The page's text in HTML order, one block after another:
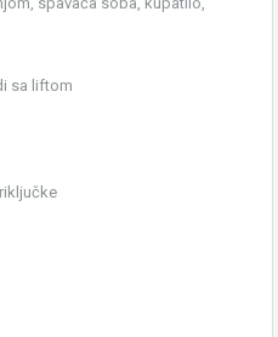
sa liftom